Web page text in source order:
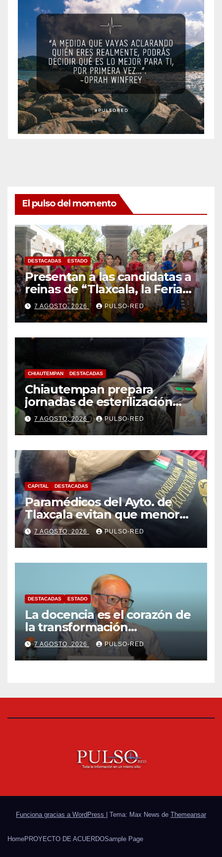
El pulso del momento
DESTACADAS ESTADO
Presentan a las candidatas a
reinas de “Tlaxcala, la Feria
de Ferias 2026: La Flor
Tlaxcalteca”
7 AGOSTO, 2026 PULSO-RED
CHIAUTEMPAN DESTACADAS
Chiautempan prepara
jornadas de esterilización
para perros y gatos
7 AGOSTO, 2026 PULSO-RED
CAPITAL DESTACADAS
Paramédicos del Ayto. de
Tlaxcala evitan que menor
sufra complicaciones por
hipotermia tras caer en una
cisterna
7 AGOSTO, 2026 PULSO-RED
DESTACADAS ESTADO
La docencia es el corazón de
la transformación
universitaria: Rector de la
UATx
7 AGOSTO, 2026 PULSO-RED
Funciona gracias a WordPress Tema: Max News de Themeansar
HomePROYECTO DE ACUERDOSample Page